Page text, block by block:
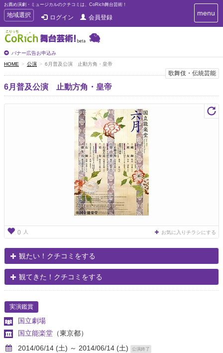
お薦め演劇・ミュージカルのクチコミは、CoRich舞台芸術！
T
o
g
g
e
n
a
v
i
地域選択 ログイン 会員登録
バナー広告お申込み
T
o
n
i
menu
HOME 公演 6月普及公演 止動方角・皇帝
歌舞伎・伝統芸能
6月普及公演 止動方角・皇帝
0 人 お気に入りチラシにする
観たい！クチコミをする
観てきた！クチコミをする
実演鑑賞
国立劇場
国立能楽堂 （東京都）
2014/06/14 (土) ～ 2014/06/14 (土)
公演終了